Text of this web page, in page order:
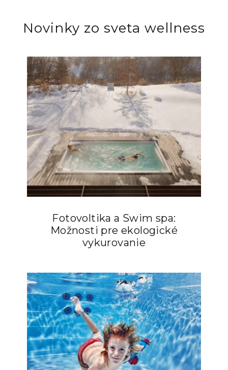
Novinky zo sveta wellness
Fotovoltika a Swim spa:
Možnosti pre ekologické
vykurovanie